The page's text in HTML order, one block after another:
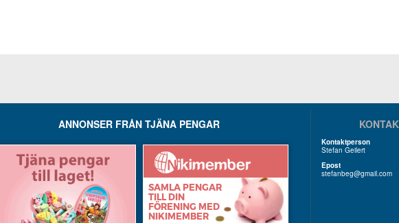
ANNONSER FRÅN TJÄNA PENGAR
Kontaktperson
Stefan Geilert
Epost
stefanbeg@gmail.com